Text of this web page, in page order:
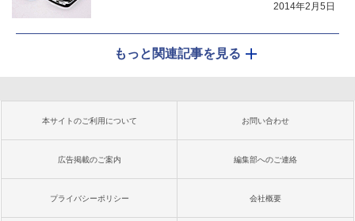
2014年2月5日
もっと関連記事を見る
本サイトのご利用について お問い合わせ
広告掲載のご案内 編集部へのご連絡
プライバシーポリシー 会社概要